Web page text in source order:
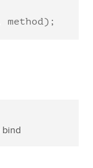
method);
bind